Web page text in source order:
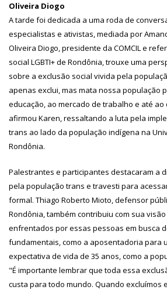
Oliveira Diogo
A tarde foi dedicada a uma roda de
especialistas e ativistas, mediada por
Oliveira Diogo, presidente da COMCIL e
social LGBTI+ de Rondônia, trouxe uma
sobre a exclusão social vivida pela
apenas exclui, mas mata nossa população
educação, ao mercado de trabalho e até
afirmou Karen, ressaltando a luta pela
trans ao lado da população indígena na
Rondônia.
Palestrantes e participantes destacaram a
pela população trans e travesti para
formal. Thiago Roberto Mioto, defensor
Rondônia, também contribuiu com sua
enfrentados por essas pessoas em busca
fundamentais, como a aposentadoria para
expectativa de vida de 35 anos, como a
"É importante lembrar que toda essa
custa para todo mundo. Quando excluímos